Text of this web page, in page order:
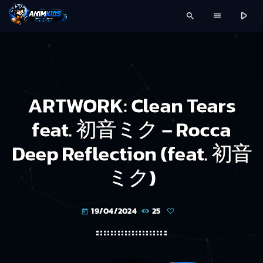
search menu play_arrow
ARTWORK: Clean Tears
feat. 初音ミク – Rocca
Deep Reflection (feat. 初音
ミク)
today 19/04/2024 25